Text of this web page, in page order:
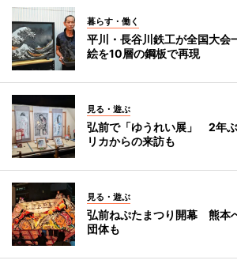
暮らす・働く
平川・長谷川鉄工が全国大
絵を10層の鋼板で再現
見る・遊ぶ
弘前で「ゆうれい展」 2年
リカからの来訪も
見る・遊ぶ
弘前ねぷたまつり開幕 熊本
団体も